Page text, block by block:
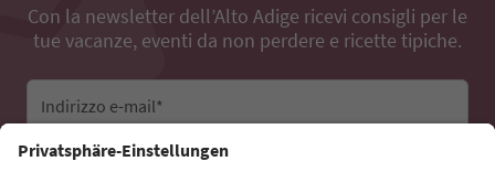
Con la newsletter dell’Alto Adige ricevi consigli per le
tue vacanze, eventi da non perdere e ricette tipiche.
Indirizzo e-mail*